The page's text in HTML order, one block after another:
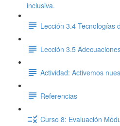
inclusiva.
Lección 3.4 Tecnologías
Lección 3.5
Actividad: Activemos
Referencias
Curso 8: Evaluación